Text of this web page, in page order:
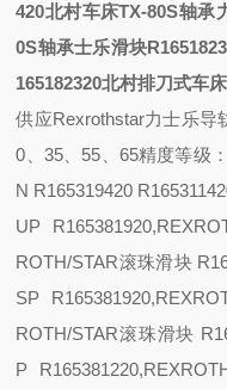
420北村车床TX-80S轴承
0S轴承士乐滑块
165182320北村排刀式车
供应Rexrothstar力士乐导
0、35、55、65精度等级：
N R165319420
UP
ROTH/STAR滚珠滑块
SP
ROTH/STAR滚珠滑块
P